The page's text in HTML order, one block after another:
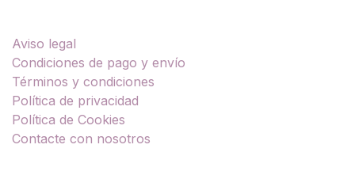
Aviso legal
Condiciones de pago y envío
Términos y condiciones
Política de privacidad
Política de Cookies
Contacte con nosotros